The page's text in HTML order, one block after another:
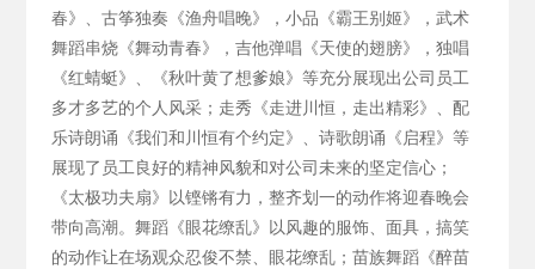
春》、古筝独奏《渔舟唱晚》，小品《霸王别姬》，武术
舞蹈串烧《舞动青春》，吉他弹唱《天使的翅膀》，独唱
《红蜻蜓》、《秋叶黄了想爹娘》等充分展现出公司员工
多才多艺的个人风采；走秀《走进川恒，走出精彩》、配
乐诗朗诵《我们和川恒有个约定》、诗歌朗诵《启程》等
展现了员工良好的精神风貌和对公司未来的坚定信心；
《太极功夫扇》以铿锵有力，整齐划一的动作将迎春晚会
带向高潮。舞蹈《眼花缭乱》以风趣的服饰、面具，搞笑
的动作让在场观众忍俊不禁、眼花缭乱；苗族舞蹈《醉苗